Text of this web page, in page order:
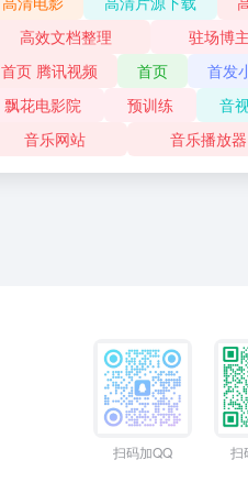
高效文档整理
驻场博主
首页 腾讯视频
首页
首发
飘花电影院
预训练
音
音乐网站
音乐播放器
扫码加QQ 扫